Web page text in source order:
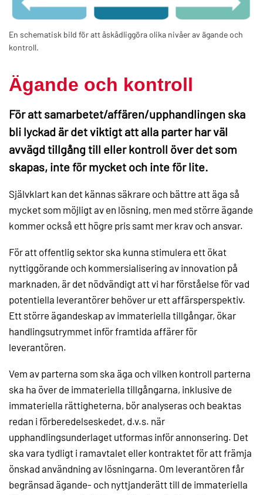
En schematisk bild för att åskådliggöra olika nivåer av ägande och
kontroll.
Ägande och kontroll
För att samarbetet/affären/upphandlingen ska
bli lyckad är det viktigt att alla parter har väl
avvägd tillgång till eller kontroll över det som
skapas, inte för mycket och inte för lite.
Självklart kan det kännas säkrare och bättre att äga så
mycket som möjligt av en lösning, men med större ägande
kommer också ett högre pris samt mer krav och ansvar.
För att offentlig sektor ska kunna stimulera ett ökat
nyttiggörande och kommersialisering av innovation på
marknaden, är det nödvändigt att vi har förståelse för vad
potentiella leverantörer behöver ur ett affärsperspektiv.
Ett större ägandeskap av immateriella tillgångar, ökar
handlingsutrymmet inför framtida affärer för
leverantören.
Vem av parterna som ska äga och vilken kontroll parterna
ska ha över de immateriella tillgångarna, inklusive de
immateriella rättigheterna, bör analyseras och beaktas
redan i förberedelseskedet, d.v.s. när
upphandlingsunderlaget utformas inför annonsering. Det
ska vara tydligt i ramavtalet eller kontraktet för att främja
önskad användning av lösningarna. Om leverantören får
begränsad ägande- och nyttjanderätt till de immateriella